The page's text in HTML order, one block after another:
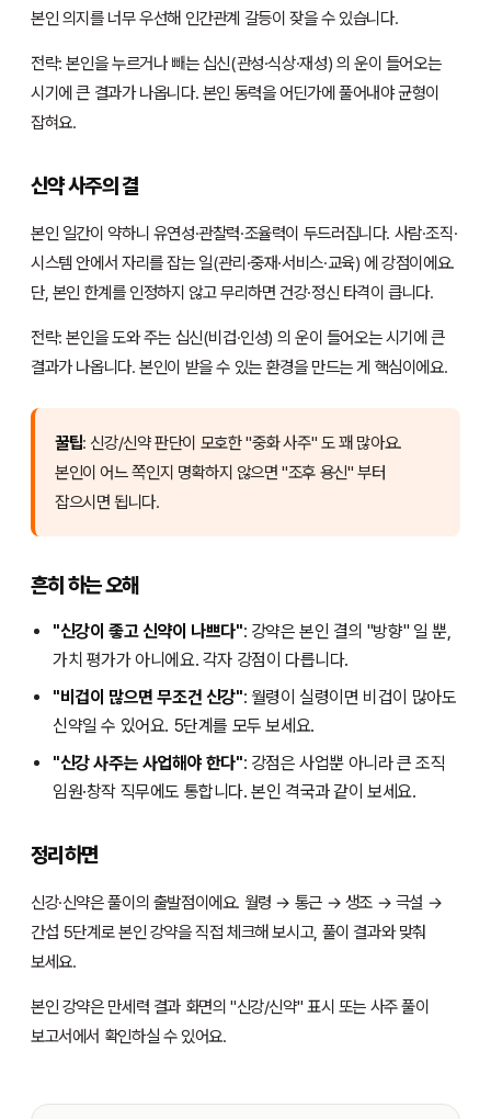
본인 의지를 너무 우선해 인간관계 갈등이 잦을 수 있습니다.
전략: 본인을 누르거나 빼는 십신(관성·식상·재성) 의 운이 들어오는
시기에 큰 결과가 나옵니다. 본인 동력을 어딘가에 풀어내야 균형이
잡혀요.
신약 사주의 결
본인 일간이 약하니 유연성·관찰력·조율력이 두드러집니다. 사람·조직·
시스템 안에서 자리를 잡는 일(관리·중재·서비스·교육) 에 강점이에요.
단, 본인 한계를 인정하지 않고 무리하면 건강·정신 타격이 큽니다.
전략: 본인을 도와 주는 십신(비겁·인성) 의 운이 들어오는 시기에 큰
결과가 나옵니다. 본인이 받을 수 있는 환경을 만드는 게 핵심이에요.
꿀팁: 신강/신약 판단이 모호한 "중화 사주" 도 꽤 많아요.
본인이 어느 쪽인지 명확하지 않으면 "조후 용신" 부터
잡으시면 됩니다.
흔히 하는 오해
"신강이 좋고 신약이 나쁘다": 강약은 본인 결의 "방향" 일 뿐,
가치 평가가 아니에요. 각자 강점이 다릅니다.
"비겁이 많으면 무조건 신강": 월령이 실령이면 비겁이 많아도
신약일 수 있어요. 5단계를 모두 보세요.
"신강 사주는 사업해야 한다": 강점은 사업뿐 아니라 큰 조직
임원·창작 직무에도 통합니다. 본인 격국과 같이 보세요.
정리하면
신강·신약은 풀이의 출발점이에요. 월령 → 통근 → 생조 → 극설 →
간섭 5단계로 본인 강약을 직접 체크해 보시고, 풀이 결과와 맞춰
보세요.
본인 강약은 만세력 결과 화면의 "신강/신약" 표시 또는 사주 풀이
보고서에서 확인하실 수 있어요.